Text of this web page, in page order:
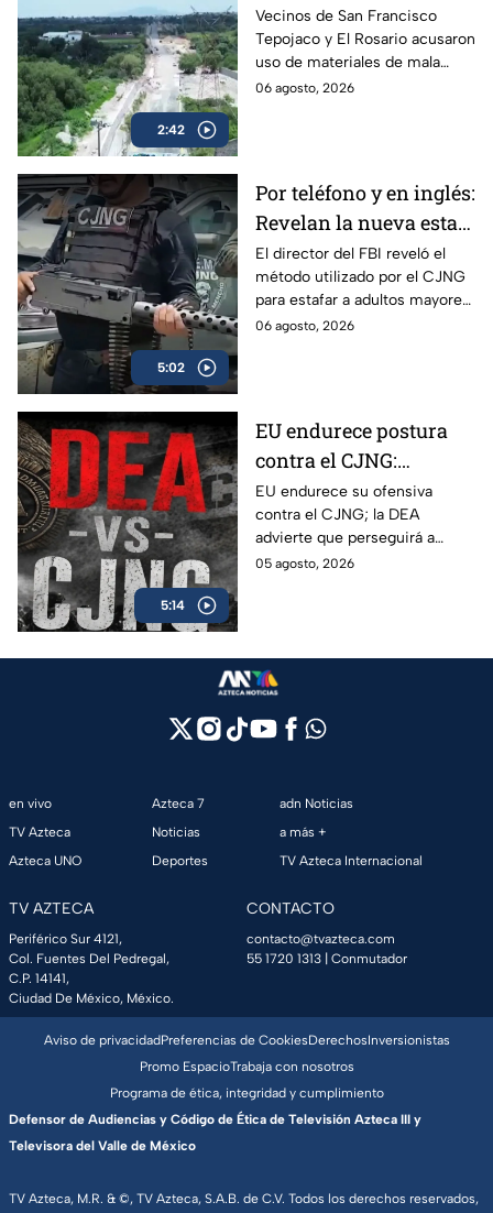
2:42
posible desvío de
recursos en obras
viales de Cuautitlán
Izcalli, Edomex
Vecinos de San Francisco
Tepojaco y El Rosario acusaron
uso de materiales de mala
calidad en una obra de 23
06 agosto, 2026
5:02
Por teléfono y en inglés:
Revelan la nueva estafa
del CJNG a adultos
mayores de Estados
Unidos
El director del FBI reveló el
método utilizado por el CJNG
para estafar a adultos mayores
de Estados Unidos desde
06 agosto, 2026
5:14
EU endurece postura
contra el CJNG:
advierte que también
irá por políticos que
protejan al cártel
EU endurece su ofensiva
contra el CJNG; la DEA
advierte que perseguirá a
políticos que protejan al cártel
05 agosto, 2026
en vivo
TV Azteca
Azteca UNO
Azteca 7
Noticias
Deportes
adn Noticias
a más +
TV Azteca Internacional
TV AZTECA
Periférico Sur 4121,
Col. Fuentes Del Pedregal,
C.P. 14141,
Ciudad De México, México.
CONTACTO
contacto@tvazteca.com
55 1720 1313 | Conmutador
TV Azteca, M.R. & ©, TV Azteca, S.A.B. de C.V. Todos los derechos reservados,
Aviso de privacidadPreferencias de CookiesDerechosInversionistas
Promo EspacioTrabaja con nosotros
Programa de ética, integridad y cumplimiento
Defensor de Audiencias y Código de Ética de Televisión Azteca III y
Televisora del Valle de México